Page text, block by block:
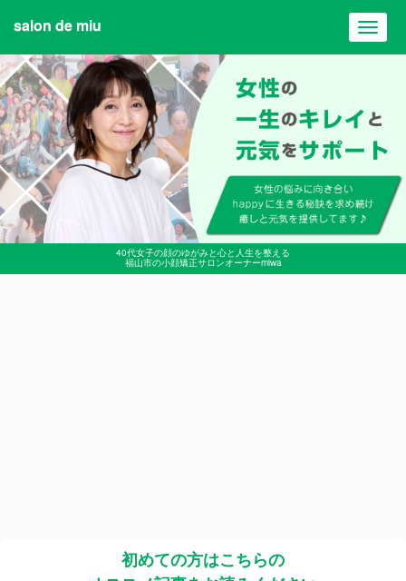
40代女子の顔のゆがみと心と人生を整える
福山市の小顔矯正サロンオーナーmiwa
salon de miu
初めての方はこちらの